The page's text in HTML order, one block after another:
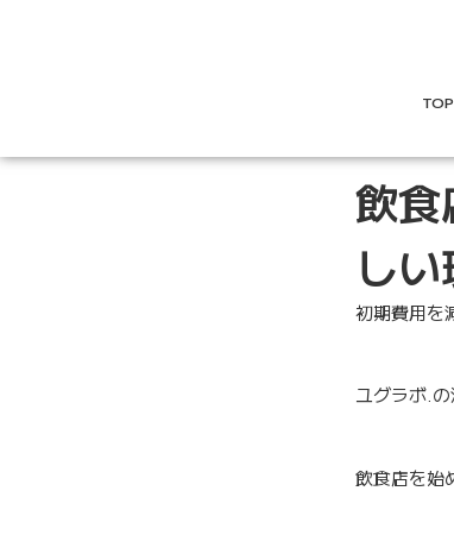
TOP
飲
しい
初期費用を
ユグラボ.の
飲食店を始